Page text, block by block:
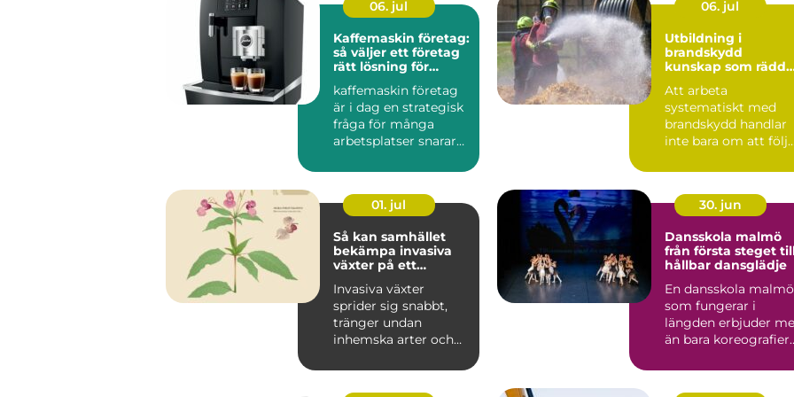
06. jul
Kaffemaskin företag:
så väljer ett företag
rätt lösning för
kaffemaskin företag
är i dag en strategisk
fråga för många
arbetsplatser snarare
06. jul
Utbildning i
brandskydd
kunskap som
Att arbeta
systematiskt med
brandskydd handlar
inte bara om att följa
handlar ...
01. jul
Så kan samhället
bekämpa invasiva
växter på ett
Invasiva växter
sprider sig snabbt,
tränger undan
inhemska arter och
livsmiljöer. Kon...
30. jun
Dansskola malmö
från första steget
hållbar dansglädje
En dansskola malmö
som fungerar i
längden erbjuder
än bara koreografier
genomtänkt...